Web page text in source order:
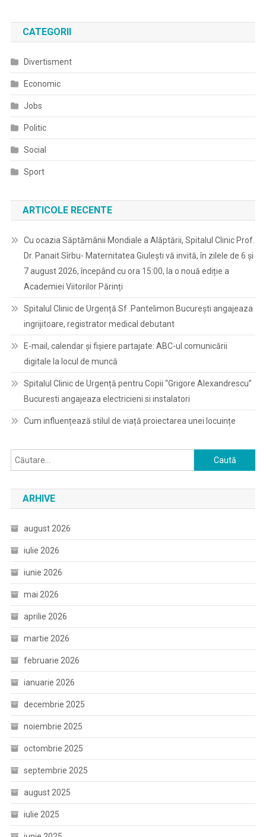
CATEGORII
Divertisment
Economic
Jobs
Politic
Social
Sport
ARTICOLE RECENTE
Cu ocazia Săptămânii Mondiale a Alăptării, Spitalul Clinic Prof.
Dr. Panait Sîrbu- Maternitatea Giulești vă invită, în zilele de 6 și
7 august 2026, începând cu ora 15:00, la o nouă ediție a
Academiei Viitorilor Părinți
Spitalul Clinic de Urgență Sf .Pantelimon București angajeaza
ingrijitoare, registrator medical debutant
E-mail, calendar şi fişiere partajate: ABC-ul comunicării
digitale la locul de muncă
Spitalul Clinic de Urgență pentru Copii “Grigore Alexandrescu”
Bucuresti angajeaza electricieni si instalatori
Cum influențează stilul de viață proiectarea unei locuințe
Caută
după:
ARHIVE
august 2026
iulie 2026
iunie 2026
mai 2026
aprilie 2026
martie 2026
februarie 2026
ianuarie 2026
decembrie 2025
noiembrie 2025
octombrie 2025
septembrie 2025
august 2025
iulie 2025